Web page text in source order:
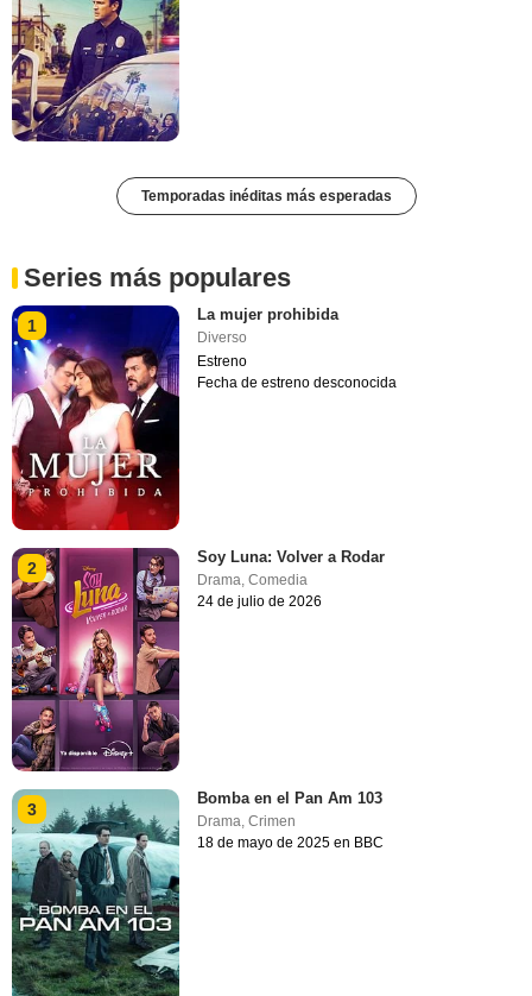
Temporadas inéditas más esperadas
Series más populares
1
La mujer prohibida
Diverso
Estreno
Fecha de estreno desconocida
2
Soy Luna: Volver a Rodar
Drama ,Comedia
24 de julio de 2026
3
Bomba en el Pan Am 103
Drama,Crimen
18 de mayo de 2025 en BBC